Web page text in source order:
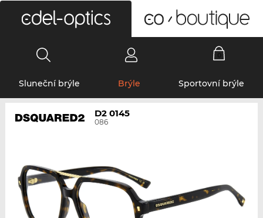
Sluneční brýle Brýle Sportovní brýle
D2 0145
086